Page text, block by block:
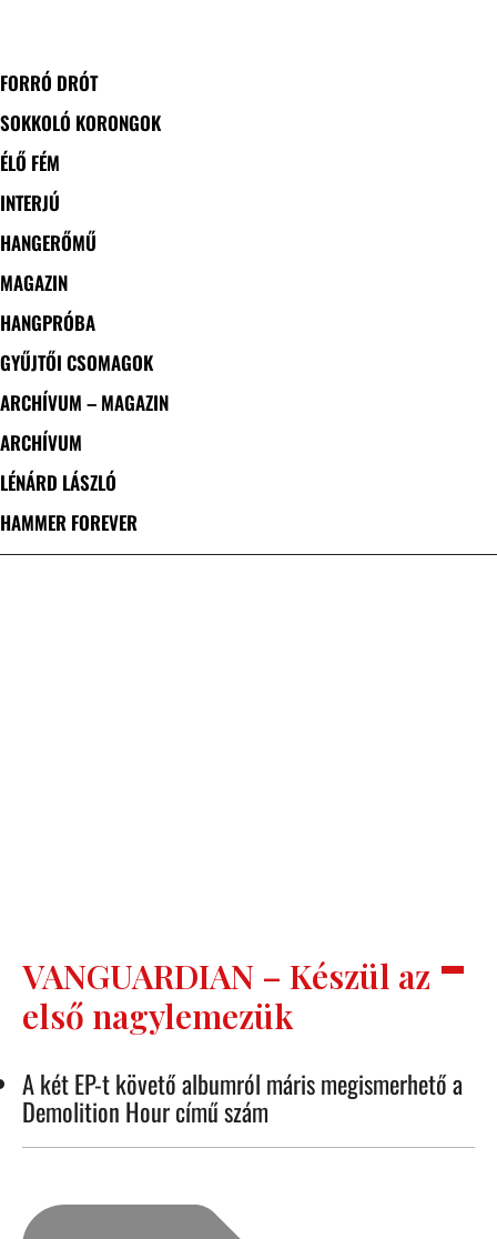
FORRÓ DRÓT
SOKKOLÓ KORONGOK
ÉLŐ FÉM
INTERJÚ
HANGERŐMŰ
MAGAZIN
HANGPRÓBA
GYŰJTŐI CSOMAGOK
ARCHÍVUM – MAGAZIN
ARCHÍVUM
LÉNÁRD LÁSZLÓ
HAMMER FOREVER
VANGUARDIAN – Készül az
első nagylemezük
A két EP-t követő albumról máris megismerhető a
Demolition Hour című szám